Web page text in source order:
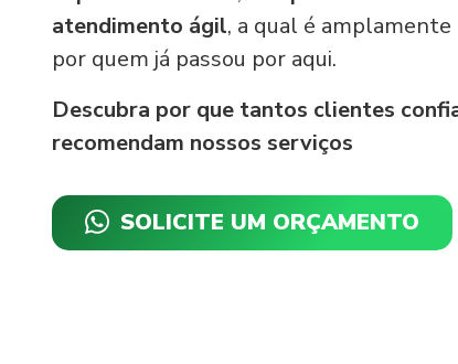
atendimento ágil, a qual é
por quem já passou por aqui.
Descubra por que tantos clientes
recomendam nossos serviços
SOLICITE UM ORÇAMENTO